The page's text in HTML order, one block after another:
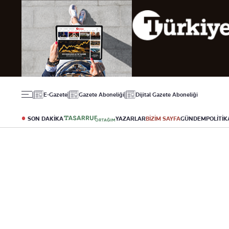
E-Gazete Gazete Aboneliği Dijital Gazete Aboneliği
SON DAKİKA YAZARLARBİZİM SAYFAGÜNDEM
Politika
Ekonomi
Borsa
Altın
Döviz
Hisse Senedi
Kripto Para
T-Otomobil
Futbol
Puan Durumu